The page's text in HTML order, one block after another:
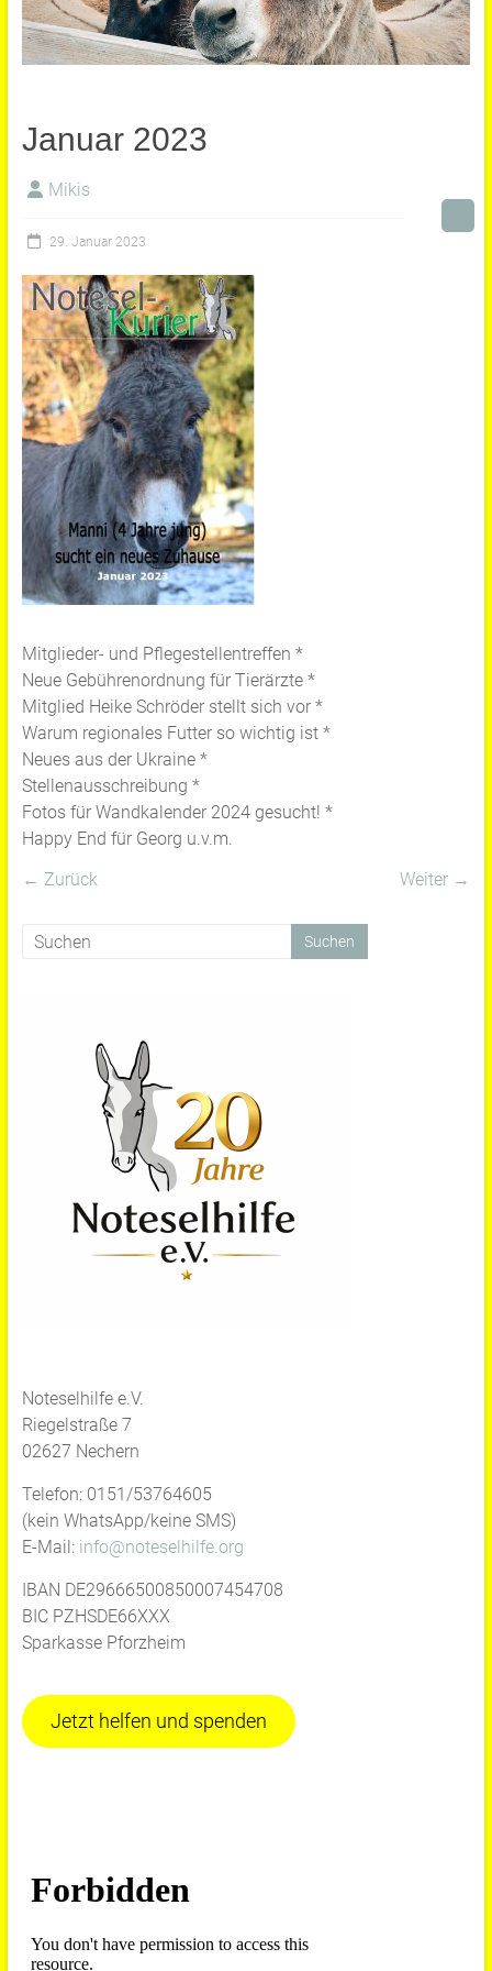
Januar 2023
Mikis
29. Januar 2023
Mitglieder- und Pflegestellentreffen *
Neue Gebührenordnung für Tierärzte *
Mitglied Heike Schröder stellt sich vor *
Warum regionales Futter so wichtig ist *
Neues aus der Ukraine *
Stellenausschreibung *
Fotos für Wandkalender 2024 gesucht! *
Happy End für Georg u.v.m.
← Zurück
Weiter →
Noteselhilfe e.V.
Riegelstraße 7
02627 Nechern
Telefon: 0151/53764605
(kein WhatsApp/keine SMS)
E-Mail: info@noteselhilfe.org
IBAN DE29666500850007454708
BIC PZHSDE66XXX
Sparkasse Pforzheim
Jetzt helfen und spenden